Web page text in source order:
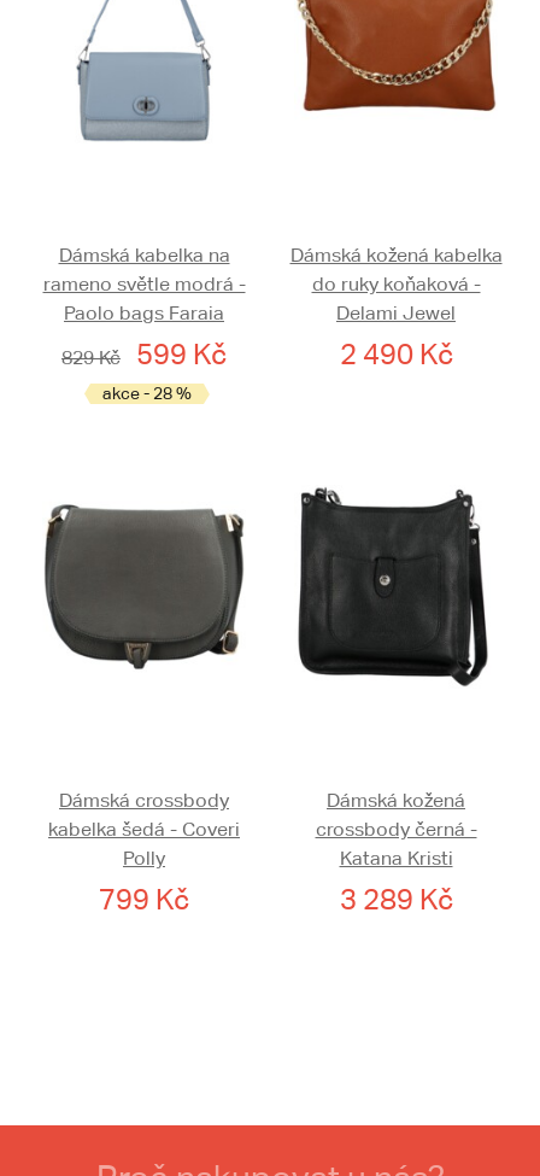
Dámská kabelka na
rameno světle modrá -
Paolo bags Faraia
829 Kč
599 Kč
akce - 28 %
Dámská kožená kabelka
do ruky koňaková -
Delami Jewel
2 490 Kč
Dámská crossbody
kabelka šedá - Coveri
Polly
799 Kč
Dámská kožená
crossbody černá -
Katana Kristi
3 289 Kč